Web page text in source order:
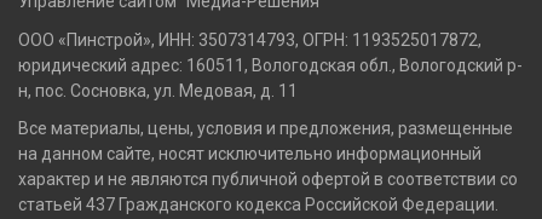
ООО «Пинстрой», ИНН: 3507314793, ОГРН: 1193525017872,
юридический адрес: 160511, Вологодская обл., Вологодский р-
н, пос. Сосновка, ул. Медовая, д. 11
Все материалы, цены, условия и предложения, размещенные
на данном сайте, носят исключительно информационный
характер и не являются публичной офертой в соответствии со
статьей 437 Гражданского кодекса Российской Федерации.